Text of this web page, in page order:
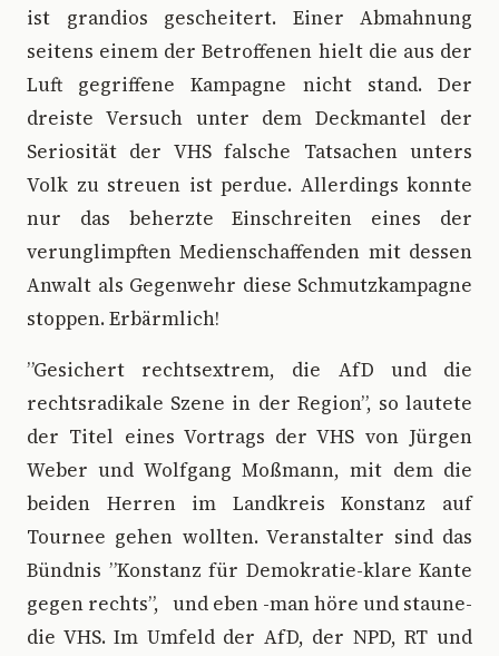
ist grandios gescheitert. Einer Abmahnung
seitens einem der Betroffenen hielt die aus der
Luft gegriffene Kampagne nicht stand. Der
dreiste Versuch unter dem Deckmantel der
Seriosität der VHS falsche Tatsachen unters
Volk zu streuen ist perdue. Allerdings konnte
nur das beherzte Einschreiten eines der
verunglimpften Medienschaffenden mit dessen
Anwalt als Gegenwehr diese Schmutzkampagne
stoppen. Erbärmlich!
”Gesichert rechtsextrem, die AfD und die
rechtsradikale Szene in der Region”, so lautete
der Titel eines Vortrags der VHS von Jürgen
Weber und Wolfgang Moßmann, mit dem die
beiden Herren im Landkreis Konstanz auf
Tournee gehen wollten. Veranstalter sind das
Bündnis ”Konstanz für Demokratie-klare Kante
gegen rechts”, und eben -man höre und staune-
die VHS. Im Umfeld der AfD, der NPD, RT und